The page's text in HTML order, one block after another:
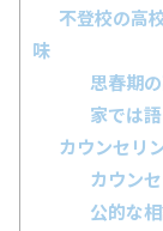
不登校の高
味
思春期
家では
カウンセリ
カウン
公的な